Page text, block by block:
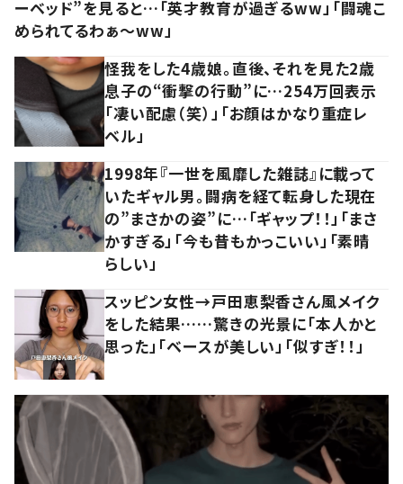
ーベッド”を見ると…「英才教育が過ぎるww」「闘魂こ
められてるわぁ～ww」
怪我をした4歳娘。直後、それを見た2歳
息子の“衝撃の行動”に…254万回表示
「凄い配慮（笑）」「お顔はかなり重症レ
ベル」
1998年『一世を風靡した雑誌』に載って
いたギャル男。闘病を経て転身した現在
の”まさかの姿”に…「ギャップ！！」「まさ
かすぎる」「今も昔もかっこいい」「素晴
らしい」
スッピン女性→戸田恵梨香さん風メイク
をした結果……驚きの光景に「本人かと
思った」「ベースが美しい」「似すぎ！！」